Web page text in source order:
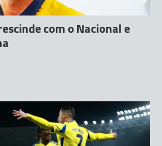
com o Nacional e